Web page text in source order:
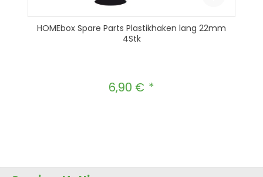
HOMEbox Spare Parts Plastikhaken lang 22mm
4Stk
Regulärer Preis:
6,90 €